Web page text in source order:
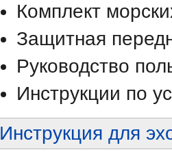
Комплект
Защитная
Руководство
Инструкции по
Инструкция для